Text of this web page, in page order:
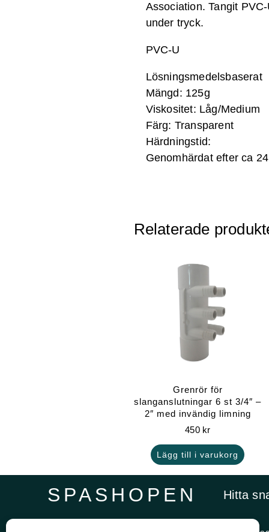
Association. Tangit
under tryck.
PVC-U
Lösningsmedelsbaserat
Mängd: 125g
Viskositet: Låg/Medium
Färg: Transparent
Härdningstid:
Genomhärdat efter ca
Relaterade
Grenrör för
slanganslutningar 6 st 3/4″ –
2″ med invändig limning
450 kr
Lägg till i varukorg
SPASHOPEN Hitta